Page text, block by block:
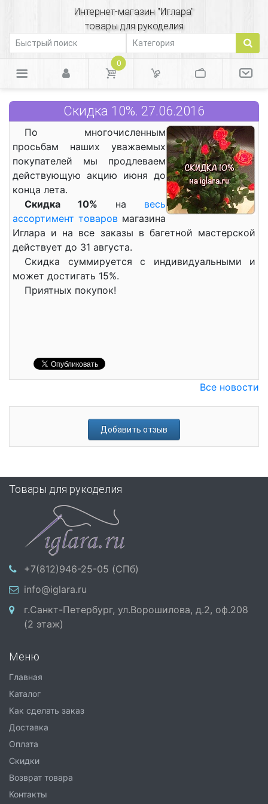
Интернет-магазин "Иглара"
товары для рукоделия
0
Скидка 10%. 27.06.2016
По многочисленным
просьбам наших уважаемых
покупателей мы продлеваем
действующую акцию июня до
конца лета.
Скидка 10% на весь
ассортимент товаров магазина
Иглара и на все заказы в багетной мастерской
действует до 31 августа.
Скидка суммируется с индивидуальными и
может достигать 15%.
Приятных покупок!
Все новости
Добавить отзыв
Товары для рукоделия
+7(812)946-25-05 (СПб)
info@iglara.ru
г.Санкт-Петербург, ул.Ворошилова, д.2, оф.208
(2 этаж)
Меню
Главная
Каталог
Как сделать заказ
Доставка
Оплата
Скидки
Возврат товара
Контакты